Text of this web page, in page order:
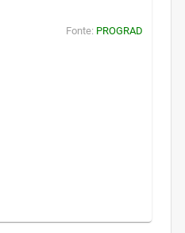
Fonte: PROGRAD